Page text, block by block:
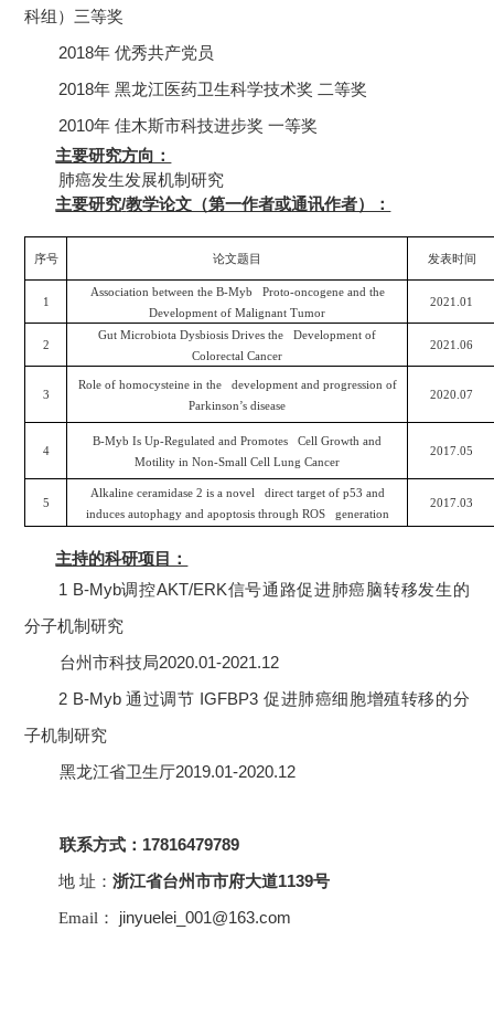
科组）三等奖
2018年 优秀共产党员
2018年 黑龙江医药卫生科学技术奖 二等奖
2010年 佳木斯市科技进步奖 一等奖
主要研究方向：
肺癌发生发展机制研究
主要研究/教学论文（第一作者或通讯作者）：
序号 论文题目 发表时间
1
Association between the B-Myb Proto-oncogene and the
Development of Malignant Tumor
2021.01
2
Gut Microbiota Dysbiosis Drives the Development of
Colorectal Cancer
2021.06
3
Role of homocysteine in the development and progression of
Parkinson’s disease
2020.07
4
B-Myb Is Up-Regulated and Promotes Cell Growth and
Motility in Non-Small Cell Lung Cancer
2017.05
5
Alkaline ceramidase 2 is a novel direct target of p53 and
induces autophagy and apoptosis through ROS generation
2017.03
主持的科研项目：
1 B-Myb调控AKT/ERK信号通路促进肺癌脑转移发生的
分子机制研究
台州市科技局2020.01-2021.12
2 B-Myb通过调节 IGFBP3 促进肺癌细胞增殖转移的分
子机制研究
黑龙江省卫生厅2019.01-2020.12
联系方式： 17816479789
地 址： 浙江省台州市市府大道1139号
Email ： jinyuelei_001@163.com